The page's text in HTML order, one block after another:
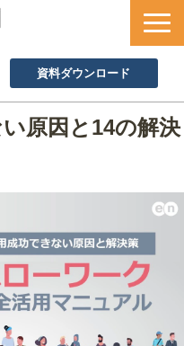
資料ダウンロード
ウ
料
原因と14の解決